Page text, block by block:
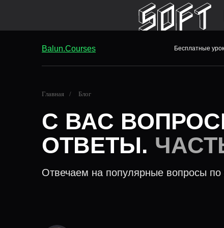
Balun.Courses Бесплатные
Главная / Блог
С ВАС
ОТВЕТЫ.
Отвечаем на популярные вопросы по